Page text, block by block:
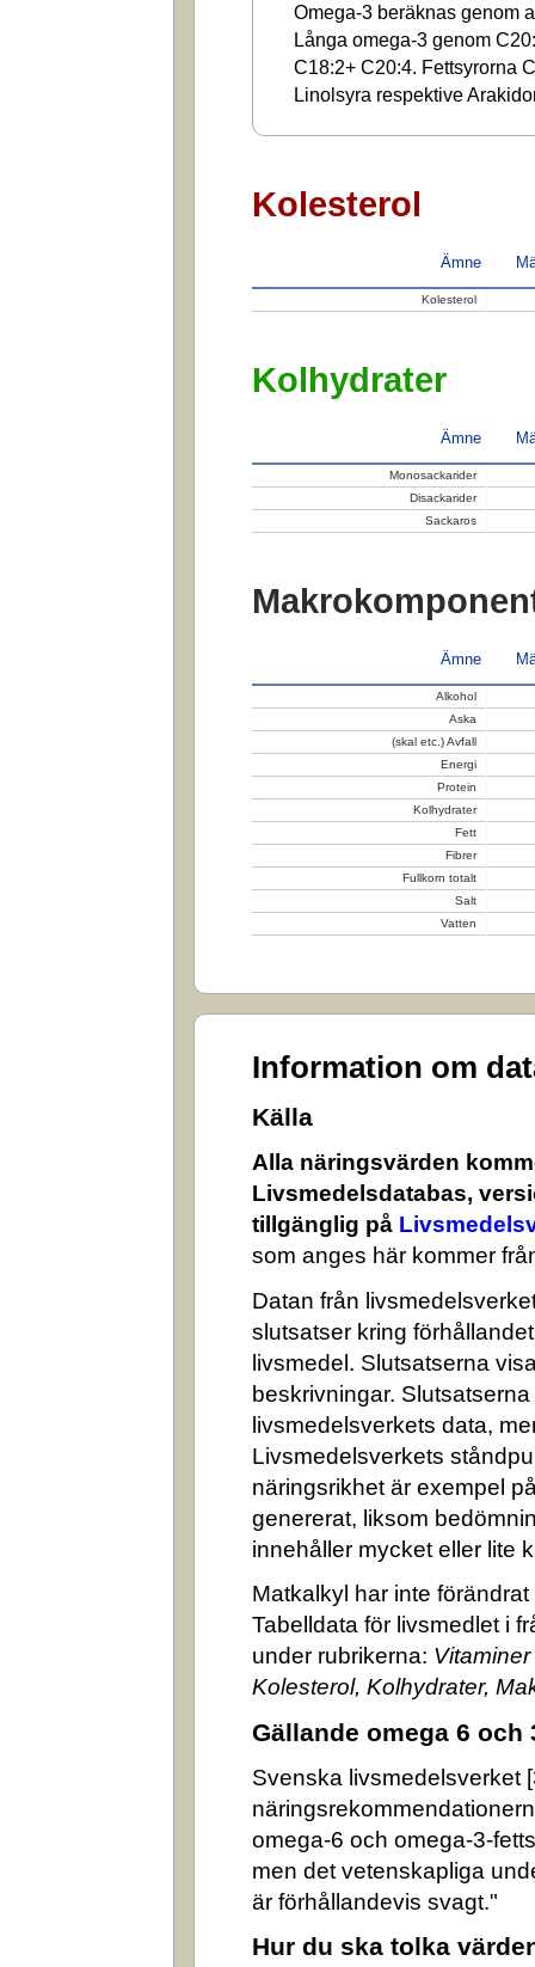
Omega-3 beräknas genom
Långa omega-3 genom
C18:2+ C20:4. Fettsyrorna
Linolsyra respektive
Kolesterol
Ämne
Kolesterol
Kolhydrater
Ämne
Monosackarider
Disackarider
Sackaros
Ämne
Alkohol
Aska
(skal etc.) Avfall
Energi
Protein
Kolhydrater
Fett
Fibrer
Fullkorn totalt
Salt
Vatten
Information om
Källa
Alla näringsvärden
Livsmedelsdatabas,
tillgänglig på
som anges här kommer
Datan från
slutsatser kring
livsmedel. Slutsatserna
beskrivningar.
livsmedelsverkets data,
Livsmedelsverkets
näringsrikhet är exempel
genererat, liksom
innehåller mycket eller lite
Matkalkyl har inte
Tabelldata för livsmedlet i
under rubrikerna:
Kolesterol, Kolhydrater,
Gällande omega 6 och
Svenska livsmedelsverket
omega-6 och omega-3-
men det vetenskapliga
är förhållandevis svagt."
Hur du ska tolka